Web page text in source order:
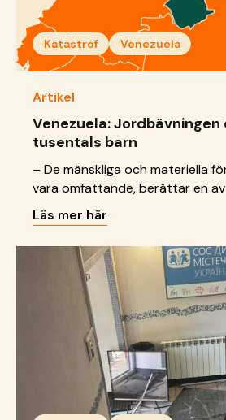
Katastrof Venezuela
Artikel
Venezuela: Jordbävningen
tusentals barn
– De mänskliga och materiella
vara omfattande, berättar en
SOS Barnbyar i Venezuela.
Läs mer här